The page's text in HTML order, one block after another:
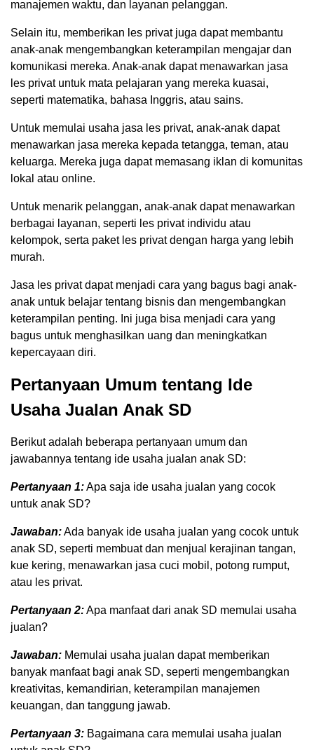
manajemen waktu, dan layanan pelanggan.
Selain itu, memberikan les privat juga dapat membantu
anak-anak mengembangkan keterampilan mengajar dan
komunikasi mereka. Anak-anak dapat menawarkan jasa
les privat untuk mata pelajaran yang mereka kuasai,
seperti matematika, bahasa Inggris, atau sains.
Untuk memulai usaha jasa les privat, anak-anak dapat
menawarkan jasa mereka kepada tetangga, teman, atau
keluarga. Mereka juga dapat memasang iklan di komunitas
lokal atau online.
Untuk menarik pelanggan, anak-anak dapat menawarkan
berbagai layanan, seperti les privat individu atau
kelompok, serta paket les privat dengan harga yang lebih
murah.
Jasa les privat dapat menjadi cara yang bagus bagi anak-
anak untuk belajar tentang bisnis dan mengembangkan
keterampilan penting. Ini juga bisa menjadi cara yang
bagus untuk menghasilkan uang dan meningkatkan
kepercayaan diri.
Pertanyaan Umum tentang Ide
Usaha Jualan Anak SD
Berikut adalah beberapa pertanyaan umum dan
jawabannya tentang ide usaha jualan anak SD:
Pertanyaan 1:Apa saja ide usaha jualan yang cocok
untuk anak SD?
Jawaban:Ada banyak ide usaha jualan yang cocok untuk
anak SD, seperti membuat dan menjual kerajinan tangan,
kue kering, menawarkan jasa cuci mobil, potong rumput,
atau les privat.
Pertanyaan 2:Apa manfaat dari anak SD memulai usaha
jualan?
Jawaban: Memulai usaha jualan dapat memberikan
banyak manfaat bagi anak SD, seperti mengembangkan
kreativitas, kemandirian, keterampilan manajemen
keuangan, dan tanggung jawab.
Pertanyaan 3: Bagaimana cara memulai usaha jualan